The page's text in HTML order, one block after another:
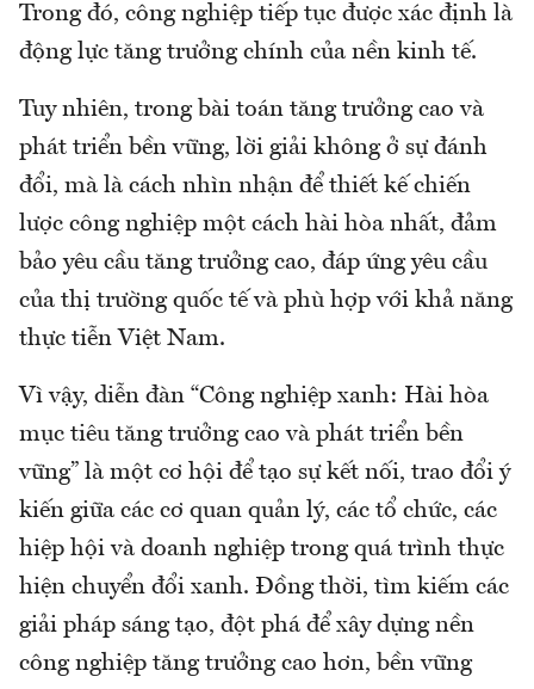
Trong đó, công nghiệp tiếp tục được xác định là
động lực tăng trưởng chính của nền kinh tế.
Tuy nhiên, trong bài toán tăng trưởng cao và
phát triển bền vững, lời giải không ở sự đánh
đổi, mà là cách nhìn nhận để thiết kế chiến
lược công nghiệp một cách hài hòa nhất, đảm
bảo yêu cầu tăng trưởng cao, đáp ứng yêu cầu
của thị trường quốc tế và phù hợp với khả năng
thực tiễn Việt Nam.
Vì vậy, diễn đàn “Công nghiệp xanh: Hài hòa
mục tiêu tăng trưởng cao và phát triển bền
vững” là một cơ hội để tạo sự kết nối, trao đổi ý
kiến giữa các cơ quan quản lý, các tổ chức, các
hiệp hội và doanh nghiệp trong quá trình thực
hiện chuyển đổi xanh. Đồng thời, tìm kiếm các
giải pháp sáng tạo, đột phá để xây dựng nền
công nghiệp tăng trưởng cao hơn, bền vững